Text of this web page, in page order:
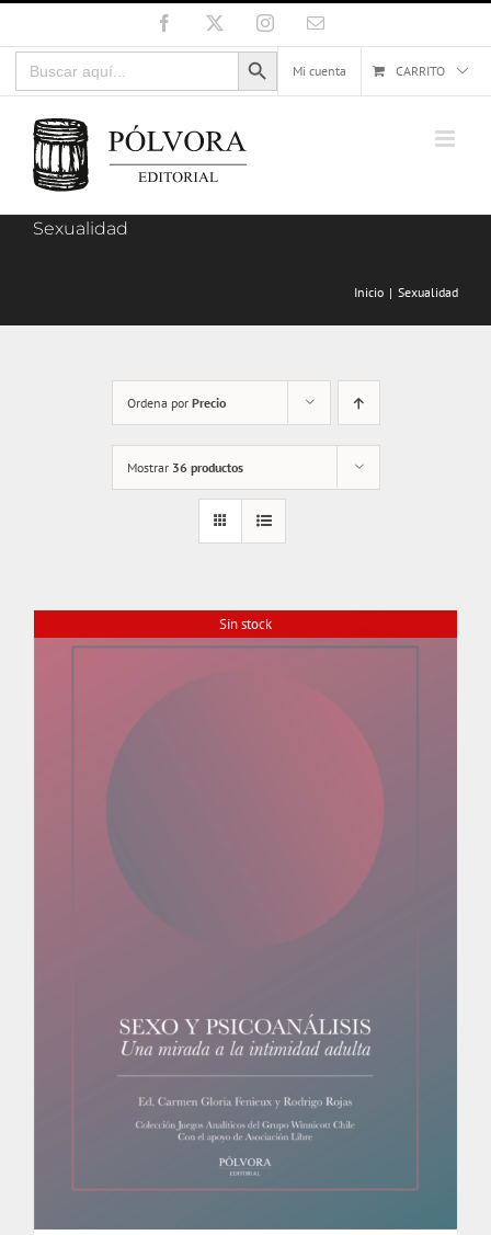
al
contenido
Facebook InstagramCorreo
Buscar:
Botón de búsqueda
Mi cuenta
CARRITO
Sexualidad
Inicio Sexualidad
Ordena por Precio
Mostrar 36 productos
Sin stock